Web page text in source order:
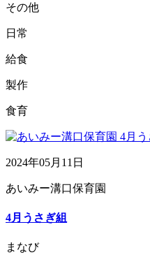
その他
日常
給食
製作
食育
2024年05月11日
あいみー溝口保育園
4月うさぎ組
まなび